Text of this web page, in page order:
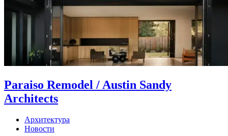
Paraiso Remodel / Austin Sandy
Architects
Архитектура
Новости